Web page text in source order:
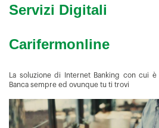
Servizi Digitali
Carifermonline
La soluzione di Internet Banking con cui
Banca sempre ed ovunque tu ti trovi